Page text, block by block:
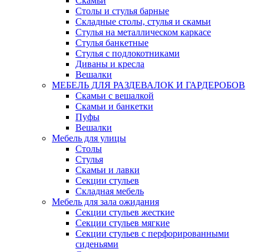
Столы и стулья барные
Складные столы, стулья и скамьи
Стулья на металлическом каркасе
Стулья банкетные
Стулья с подлокотниками
Диваны и кресла
Вешалки
МЕБЕЛЬ ДЛЯ РАЗДЕВАЛОК И ГАРДЕРОБОВ
Скамьи с вешалкой
Скамьи и банкетки
Пуфы
Вешалки
Мебель для улицы
Столы
Стулья
Скамьи и лавки
Секции стульев
Складная мебель
Мебель для зала ожидания
Секции стульев жесткие
Секции стульев мягкие
Секции стульев с перфорированными
сиденьями